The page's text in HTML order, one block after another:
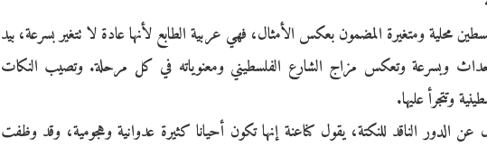
محلية ومتغيرة المضمون بعكس الأمثال، فهي عربية الطابع لأنها عادة لا تتغير بسرعة، بيد
وبسرعة وتعكس مزاج الشارع الفلسطيني ومعنوياته في كل مرحلة. وتصيب النكات
وتتجرأ عليها.
الدور الناقد للنكتة، يقول كناعنة إنها تكون أحيانا كثيرة عدوانية وهجومية، وقد وظفت